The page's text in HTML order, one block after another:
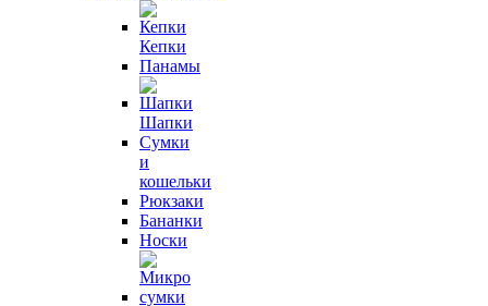
Кепки
Панамы
Шапки
Сумки
и
кошельки
Рюкзаки
Бананки
Носки